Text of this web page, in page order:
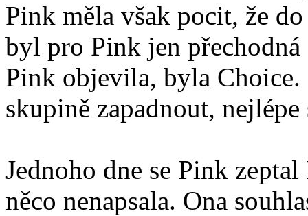
Pink měla však pocit, že
byl pro Pink jen
Pink objevila, byla Choice.
skupině zapadnout,
Jednoho dne se Pink
něco nenapsala. Ona